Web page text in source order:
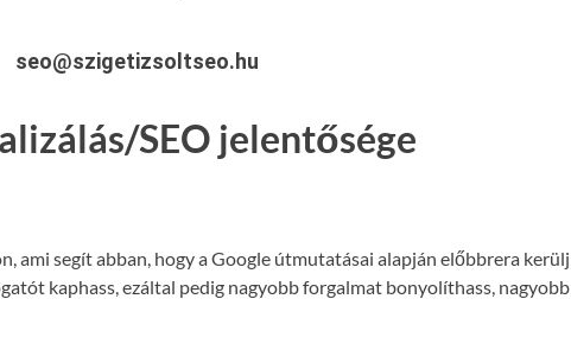
seo@szigetizsoltseo.hu
SEO jelentősége
ami segít abban, hogy a Google útmutatásai alapján előbbrera kerülj
kaphass, ezáltal pedig nagyobb forgalmat bonyolíthass, nagyobb